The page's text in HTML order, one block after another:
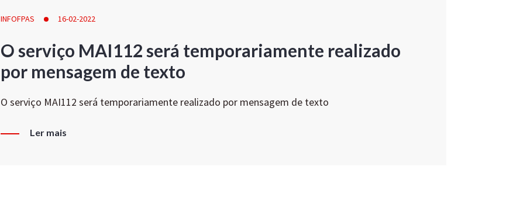
INFOFPAS 16-02-2022
O serviço MAI112 será temporariamente realizado
por mensagem de texto
O serviço MAI112 será temporariamente realizado por mensagem de texto
Ler mais